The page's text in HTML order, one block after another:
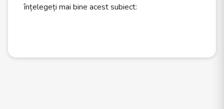
înțelegeți mai bine acest subiect: